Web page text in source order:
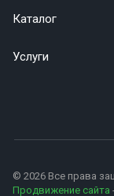
Каталог
Услуги
© 2026 Все права
Продвижение сайта